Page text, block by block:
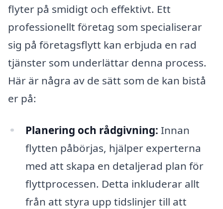
flyter på smidigt och effektivt. Ett
professionellt företag som specialiserar
sig på företagsflytt kan erbjuda en rad
tjänster som underlättar denna process.
Här är några av de sätt som de kan bistå
er på:
Planering och rådgivning: Innan
flytten påbörjas, hjälper experterna
med att skapa en detaljerad plan för
flyttprocessen. Detta inkluderar allt
från att styra upp tidslinjer till att